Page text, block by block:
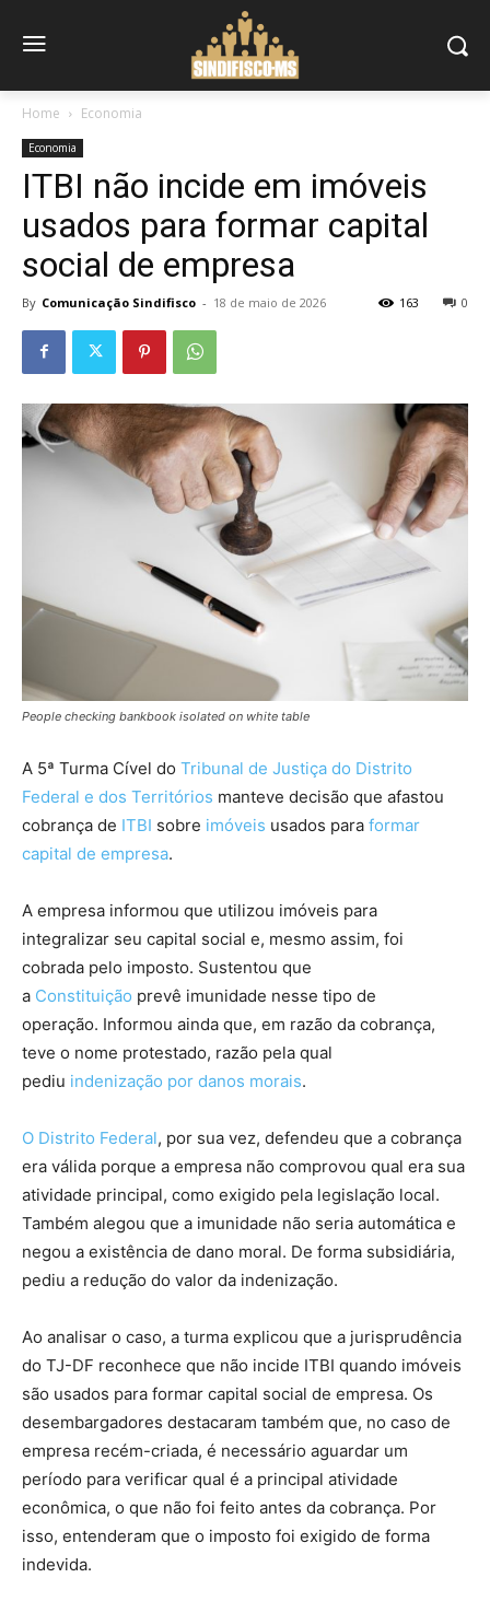
Home Economia
Economia
ITBI não incide em imóveis
usados para formar capital
social de empresa
By Comunicação Sindifisco - 18 de maio de 2026 0
163
People checking bankbook isolated on white table
A 5ª Turma Cível do Tribunal de Justiça do Distrito
Federal e dos Territórios manteve decisão que afastou
cobrança de ITBI sobre imóveis usados para formar
capital de empresa.
A empresa informou que utilizou imóveis para
integralizar seu capital social e, mesmo assim, foi
cobrada pelo imposto. Sustentou que
a Constituição prevê imunidade nesse tipo de
operação. Informou ainda que, em razão da cobrança,
teve o nome protestado, razão pela qual
pediu indenização por danos morais.
O Distrito Federal, por sua vez, defendeu que a cobrança
era válida porque a empresa não comprovou qual era sua
atividade principal, como exigido pela legislação local.
Também alegou que a imunidade não seria automática e
negou a existência de dano moral. De forma subsidiária,
pediu a redução do valor da indenização.
Ao analisar o caso, a turma explicou que a jurisprudência
do TJ-DF reconhece que não incide ITBI quando imóveis
são usados para formar capital social de empresa. Os
desembargadores destacaram também que, no caso de
empresa recém-criada, é necessário aguardar um
período para verificar qual é a principal atividade
econômica, o que não foi feito antes da cobrança. Por
isso, entenderam que o imposto foi exigido de forma
indevida.